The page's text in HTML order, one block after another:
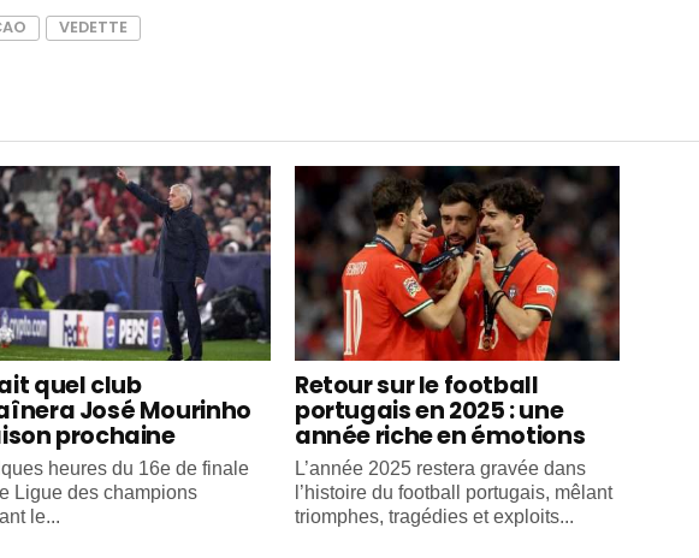
VEDETTE
quel club
José Mourinho
prochaine
heures du 16e de finale
Ligue des champions
le...
Retour sur le football
portugais en 2025 : une
année riche en émotions
L’année 2025 restera gravée dans
l’histoire du football portugais, mêlant
triomphes, tragédies et exploits...